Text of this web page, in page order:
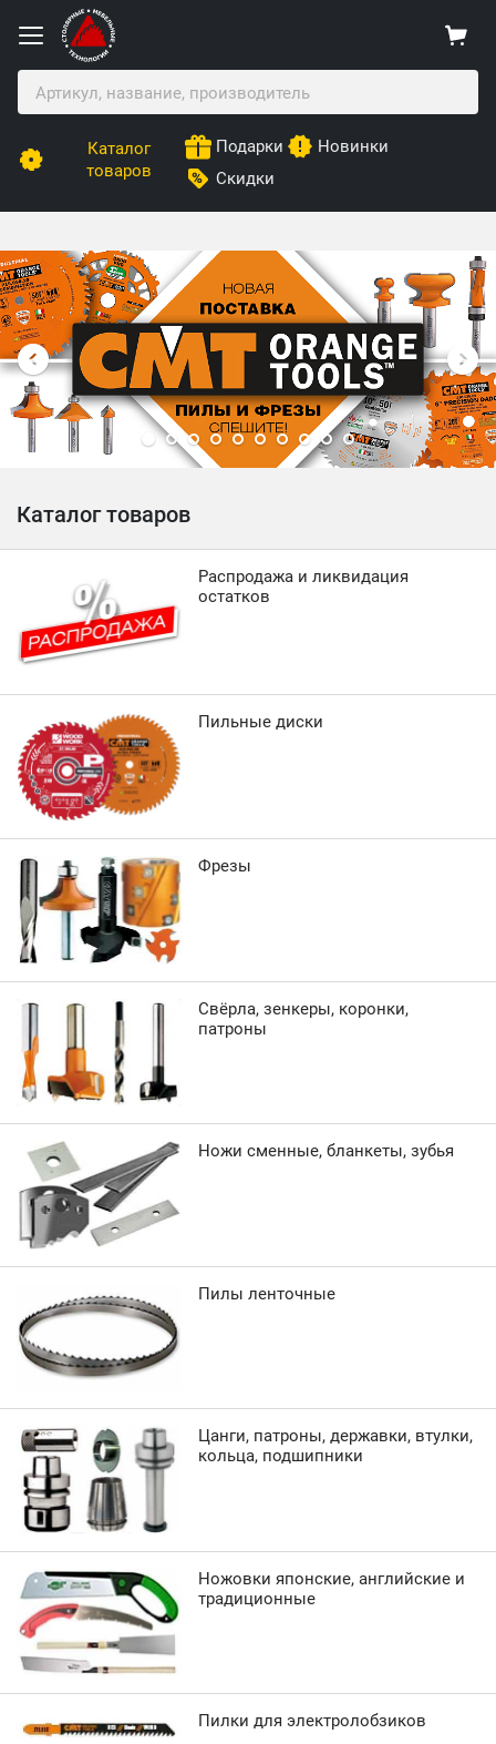
Каталог
товаров
Подарки
Новинки
Скидки
Столярные Мебельные Технологии
Каталог товаров
Распродажа и ликвидация
остатков
Пильные диски
Фрезы
Свёрла, зенкеры, коронки,
патроны
Ножи сменные, бланкеты, зубья
Пилы ленточные
Цанги, патроны, державки, втулки,
кольца, подшипники
Ножовки японские, английские и
традиционные
Пилки для электролобзиков